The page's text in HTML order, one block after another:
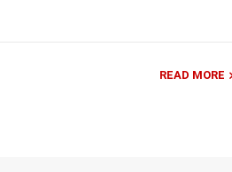
READ MORE